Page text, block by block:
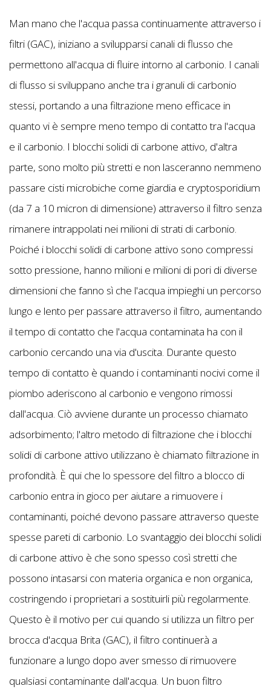
Man mano che l'acqua passa continuamente attraverso i
filtri (GAC), iniziano a svilupparsi canali di flusso che
permettono all'acqua di fluire intorno al carbonio. I canali
di flusso si sviluppano anche tra i granuli di carbonio
stessi, portando a una filtrazione meno efficace in
quanto vi è sempre meno tempo di contatto tra l'acqua
e il carbonio. I blocchi solidi di carbone attivo, d'altra
parte, sono molto più stretti e non lasceranno nemmeno
passare cisti microbiche come giardia e cryptosporidium
(da 7 a 10 micron di dimensione) attraverso il filtro senza
rimanere intrappolati nei milioni di strati di carbonio.
Poiché i blocchi solidi di carbone attivo sono compressi
sotto pressione, hanno milioni e milioni di pori di diverse
dimensioni che fanno sì che l'acqua impieghi un percorso
lungo e lento per passare attraverso il filtro, aumentando
il tempo di contatto che l'acqua contaminata ha con il
carbonio cercando una via d'uscita. Durante questo
tempo di contatto è quando i contaminanti nocivi come il
piombo aderiscono al carbonio e vengono rimossi
dall'acqua. Ciò avviene durante un processo chiamato
adsorbimento; l'altro metodo di filtrazione che i blocchi
solidi di carbone attivo utilizzano è chiamato filtrazione in
profondità. È qui che lo spessore del filtro a blocco di
carbonio entra in gioco per aiutare a rimuovere i
contaminanti, poiché devono passare attraverso queste
spesse pareti di carbonio. Lo svantaggio dei blocchi solidi
di carbone attivo è che sono spesso così stretti che
possono intasarsi con materia organica e non organica,
costringendo i proprietari a sostituirli più regolarmente.
Questo è il motivo per cui quando si utilizza un filtro per
brocca d'acqua Brita (GAC), il filtro continuerà a
funzionare a lungo dopo aver smesso di rimuovere
qualsiasi contaminante dall'acqua. Un buon filtro